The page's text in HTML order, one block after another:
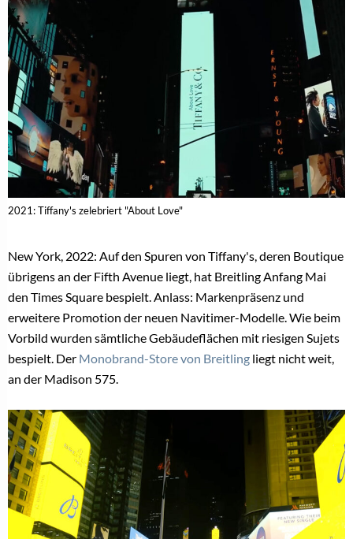
2021: Tiffany's zelebriert "About Love"
New York, 2022: Auf den Spuren von Tiffany's, deren Boutique
übrigens an der Fifth Avenue liegt, hat Breitling Anfang Mai
den Times Square bespielt. Anlass: Markenpräsenz und
erweitere Promotion der neuen Navitimer-Modelle. Wie beim
Vorbild wurden sämtliche Gebäudeflächen mit riesigen Sujets
bespielt. Der Monobrand-Store von Breitling liegt nicht weit,
an der Madison 575.